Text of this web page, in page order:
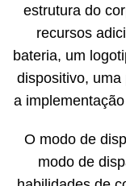
estrutura do
recursos
bateria, um
dispositivo,
a
O modo de
modo de